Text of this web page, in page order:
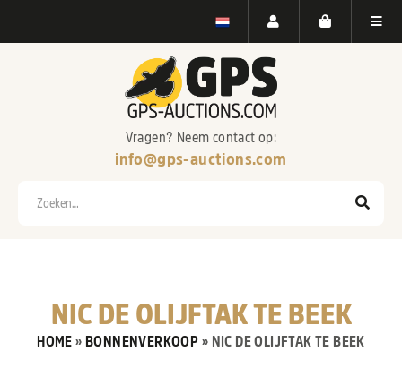
Vragen? Neem contact op:
info@gps-auctions.com
NIC DE OLIJFTAK TE BEEK
HOME » BONNENVERKOOP » NIC DE OLIJFTAK TE BEEK